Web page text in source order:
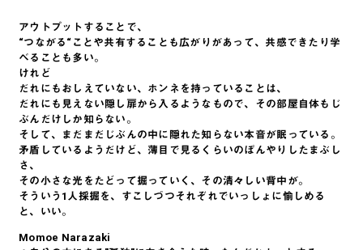
アウトプットすることで、
“つながる“ことや共有することも広がりがあって、共感できたり学
べることも多い。
けれど
だれにもおしえていない、ホンネを持っていることは、
だれにも見えない隠し扉から入るようなもので、その部屋自体もじ
ぶんだけしか知らない。
そして、まだまだじぶんの中に隠れた知らない本音が眠っている。
矛盾しているようだけど、薄目で見るくらいのぼんやりしたまぶし
さ、
その小さな光をたどって掘っていく、その清々しい背中が。
そういう1人採掘を、すこしづつそれぞれでいっしょに愉しめる
と、いい。
Momoe Narazaki